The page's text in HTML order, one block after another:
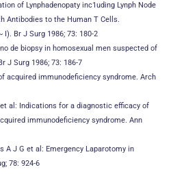
of Lynphadenopaty inc1uding Lynph Node
Antibodies to the Human T Cells.
I). Br J Surg 1986; 73: 180-2
de biopsy in homosexual men suspected of
J Surg 1986; 73: 186-7
acquired immunodeficiency syndrome. Arch
al: Indications for a diagnostic efficacy of
immunodeficiency syndrome. Ann
A J G et al: Emergency Laparotomy in
78: 924-6